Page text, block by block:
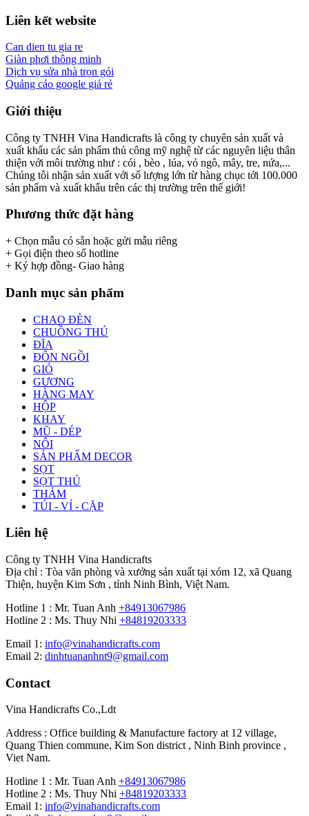
Liên kết website
Can dien tu gia re
Giàn phơi thông minh
Dịch vụ sửa nhà trọn gói
Quảng cáo google giá rẻ
Giới thiệu
Công ty TNHH Vina Handicrafts là công ty chuyên sản xuất và
xuất khẩu các sản phẩm thủ công mỹ nghệ từ các nguyên liệu thân
thiện với môi trường như : cói , bèo , lúa, vỏ ngô, mây, tre, nứa,...
Chúng tôi nhận sản xuất với số lượng lớn từ hàng chục tới 100.000
sản phẩm và xuất khẩu trên các thị trường trên thế giới!
Phương thức đặt hàng
+ Chọn mẫu có sẵn hoặc gửi mẫu riêng
+ Gọi điện theo số hotline
+ Ký hợp đồng- Giao hàng
Danh mục sản phẩm
CHAO ĐÈN
CHUỒNG THÚ
ĐĨA
ĐÔN NGỒI
GIỎ
GƯƠNG
HÀNG MAY
HỘP
KHAY
MŨ - DÉP
NÔI
SẢN PHẨM DECOR
SỌT
SỌT THÚ
THẢM
TÚI - VÍ - CẶP
Liên hệ
Công ty TNHH Vina Handicrafts
Địa chỉ : Tòa văn phòng và xưởng sản xuất tại xóm 12, xã Quang
Thiện, huyện Kim Sơn , tỉnh Ninh Bình, Việt Nam.
Hotline 1 : Mr. Tuan Anh +84913067986
Hotline 2 : Ms. Thuy Nhi +84819203333
Email 1: info@vinahandicrafts.com
Email 2: dinhtuananhnt9@gmail.com
Contact
Vina Handicrafts Co.,Ldt
Address : Office building & Manufacture factory at 12 village,
Quang Thien commune, Kim Son district , Ninh Binh province ,
Viet Nam.
Hotline 1 : Mr. Tuan Anh +84913067986
Hotline 2 : Ms. Thuy Nhi +84819203333
Email 1: info@vinahandicrafts.com